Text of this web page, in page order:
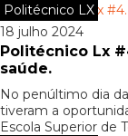
Politécnico LX
18 julho 2024
Politécnico Lx
saúde.
No penúltimo dia
tiveram a
Escola Superior de